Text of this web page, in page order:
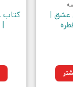
عشق |
کتاب
|